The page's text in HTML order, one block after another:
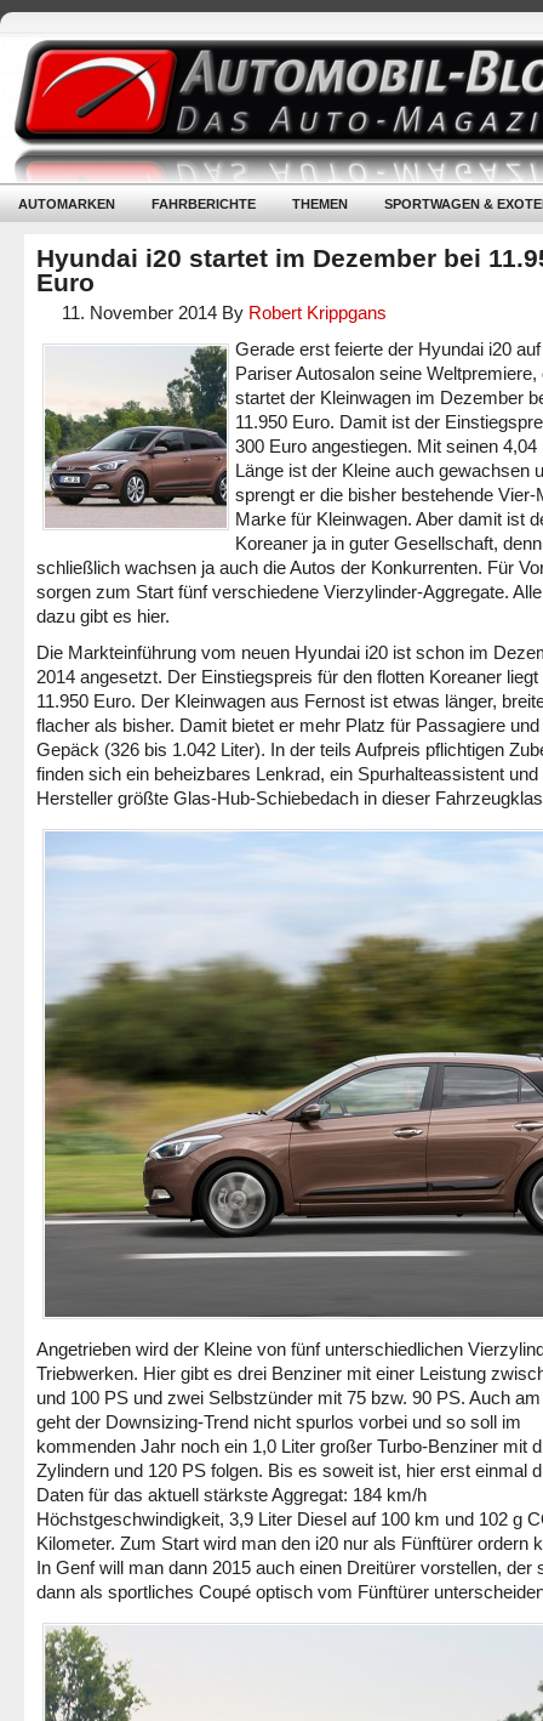
AUTOMARKEN FAHRBERICHTE THEMEN SPORTWAGEN &
Hyundai i20 startet im Dezember bei
Euro
11. November 2014 By Robert Krippgans
Gerade erst feierte der Hyundai i20
Pariser Autosalon seine Weltpremiere,
startet der Kleinwagen im Dezember
11.950 Euro. Damit ist der
300 Euro angestiegen. Mit seinen 4,04
Länge ist der Kleine auch gewachsen
sprengt er die bisher bestehende Vier-
Marke für Kleinwagen. Aber damit ist
Koreaner ja in guter Gesellschaft, denn
schließlich wachsen ja auch die Autos der Konkurrenten. Für
sorgen zum Start fünf verschiedene Vierzylinder-Aggregate.
dazu gibt es hier.
Die Markteinführung vom neuen Hyundai i20 ist schon im
2014 angesetzt. Der Einstiegspreis für den flotten Koreaner liegt
11.950 Euro. Der Kleinwagen aus Fernost ist etwas länger,
flacher als bisher. Damit bietet er mehr Platz für Passagiere
Gepäck (326 bis 1.042 Liter). In der teils Aufpreis pflichtigen
finden sich ein beheizbares Lenkrad, ein Spurhalteassistent und
Hersteller größte Glas-Hub-Schiebedach in dieser
Angetrieben wird der Kleine von fünf unterschiedlichen
Triebwerken. Hier gibt es drei Benziner mit einer Leistung
und 100 PS und zwei Selbstzünder mit 75 bzw. 90 PS. Auch
geht der Downsizing-Trend nicht spurlos vorbei und so soll im
kommenden Jahr noch ein 1,0 Liter großer Turbo-Benziner mit
Zylindern und 120 PS folgen. Bis es soweit ist, hier erst einmal
Daten für das aktuell stärkste Aggregat: 184 km/h
Höchstgeschwindigkeit, 3,9 Liter Diesel auf 100 km und 102 g
Kilometer. Zum Start wird man den i20 nur als Fünftürer ordern
In Genf will man dann 2015 auch einen Dreitürer vorstellen, der
dann als sportliches Coupé optisch vom Fünftürer